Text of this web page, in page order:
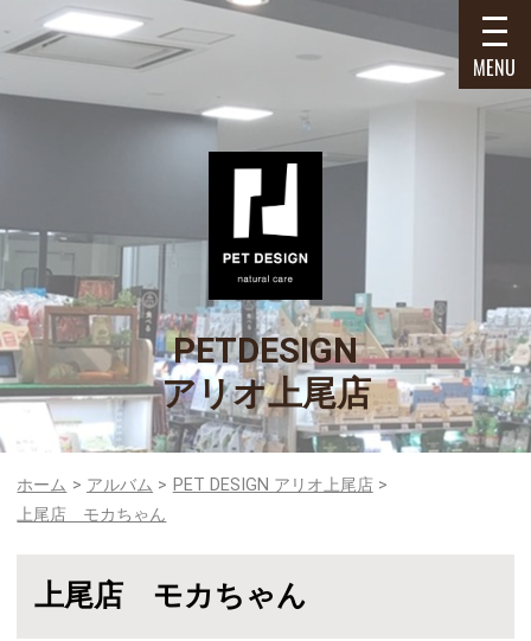
PETDESIGN
アリオ上尾店
MENU
ホーム アルバム
PET DESIGN アリオ上尾店
上尾店 モカちゃん
上尾店 モカちゃん